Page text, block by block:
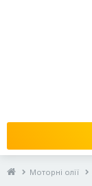
Моторні олії